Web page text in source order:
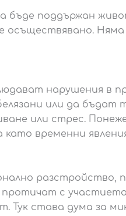
бъде поддържан
осъществявано.
нарушения в
или да бъдат
или стрес.
временни
протичат с
Тук става дума за